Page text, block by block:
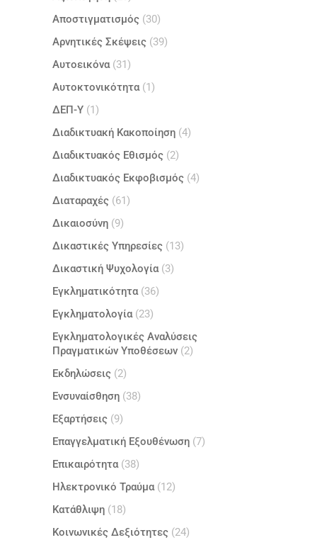
Αποστιγματισμός (30)
Αρνητικές Σκέψεις (39)
Αυτοεικόνα(31)
Αυτοκτονικότητα(1)
ΔΕΠ-Υ (1)
Διαδικτυακή Κακοποίηση (4)
Διαδικτυακός Εθισμός (2)
Διαδικτυακός Εκφοβισμός (4)
Διαταραχές (61)
Δικαιοσύνη (9)
Δικαστικές Υπηρεσίες (13)
Δικαστική Ψυχολογία(3)
Εγκληματικότητα(36)
Εγκληματολογία(23)
Εγκληματολογικές Αναλύσεις
Πραγματικών Υποθέσεων (2)
Εκδηλώσεις (2)
Ενσυναίσθηση (38)
Εξαρτήσεις (9)
Επαγγελματική Εξουθένωση (7)
Επικαιρότητα(38)
Ηλεκτρονικό Τραύμα(12)
Κατάθλιψη (18)
Κοινωνικές Δεξιότητες (24)